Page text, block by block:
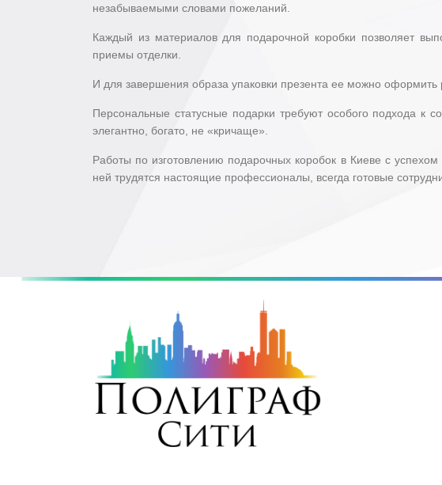
незабываемыми словами пожеланий.
Каждый из материалов для подарочной коробки позволяет
приемы отделки.
И для завершения образа упаковки презента ее можно
Персональные статусные подарки требуют особого подхода к
элегантно, богато, не «кричаще».
Работы по изготовлению подарочных коробок в Киеве с
ней трудятся настоящие профессионалы, всегда готовые